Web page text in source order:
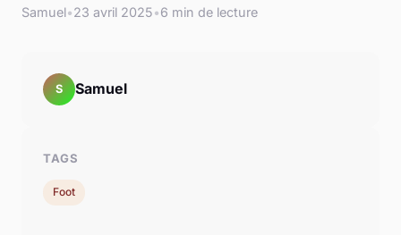
Samuel•23 avril 2025•6 min de lecture
S Samuel
TAGS
Foot